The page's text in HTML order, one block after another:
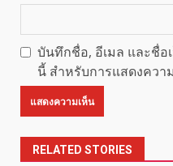
บันทึกชื่อ, อีเมล และชื่อ
นี้ สำหรับการแสดงควา
RELATED STORIES